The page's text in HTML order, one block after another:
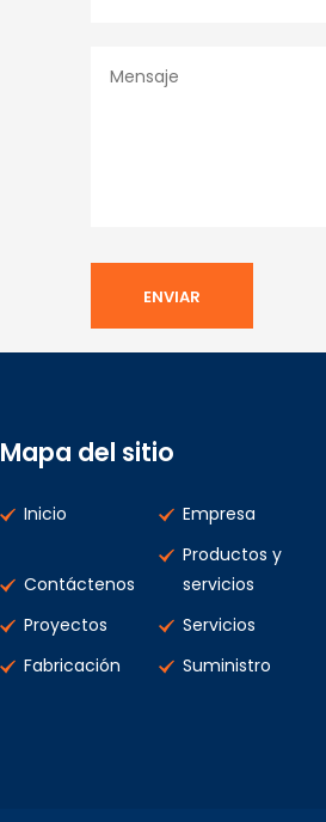
Mapa del sitio
Inicio Empresa
Contáctenos
Productos y
servicios
Proyectos
Servicios
Fabricación
Suministro